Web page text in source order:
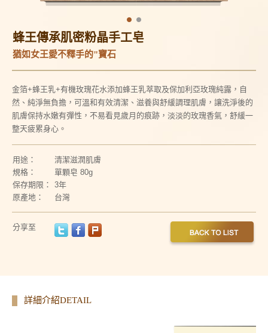
蜂王傳承肌密粉晶手工皂
猶如女王愛不釋手的"寶石
金箔+蜂王乳+有機玫瑰花水添加蜂王乳萃取及保加利亞玫瑰純露，自
然、純淨無負擔，可溫和有效清潔、滋養與舒緩調理肌膚，讓洗淨後的
肌膚保持水嫩有彈性，不易看見歲月的痕跡，淡淡的玫瑰香氣，舒緩一
整天疲累身心。
用途：
清潔滋潤肌膚
規格：
單顆皂 80g
保存期限：
3年
原產地：
台灣
分享至
詳細介紹DETAIL